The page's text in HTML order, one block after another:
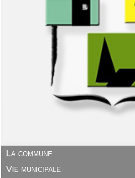
La commune
Vie municipale